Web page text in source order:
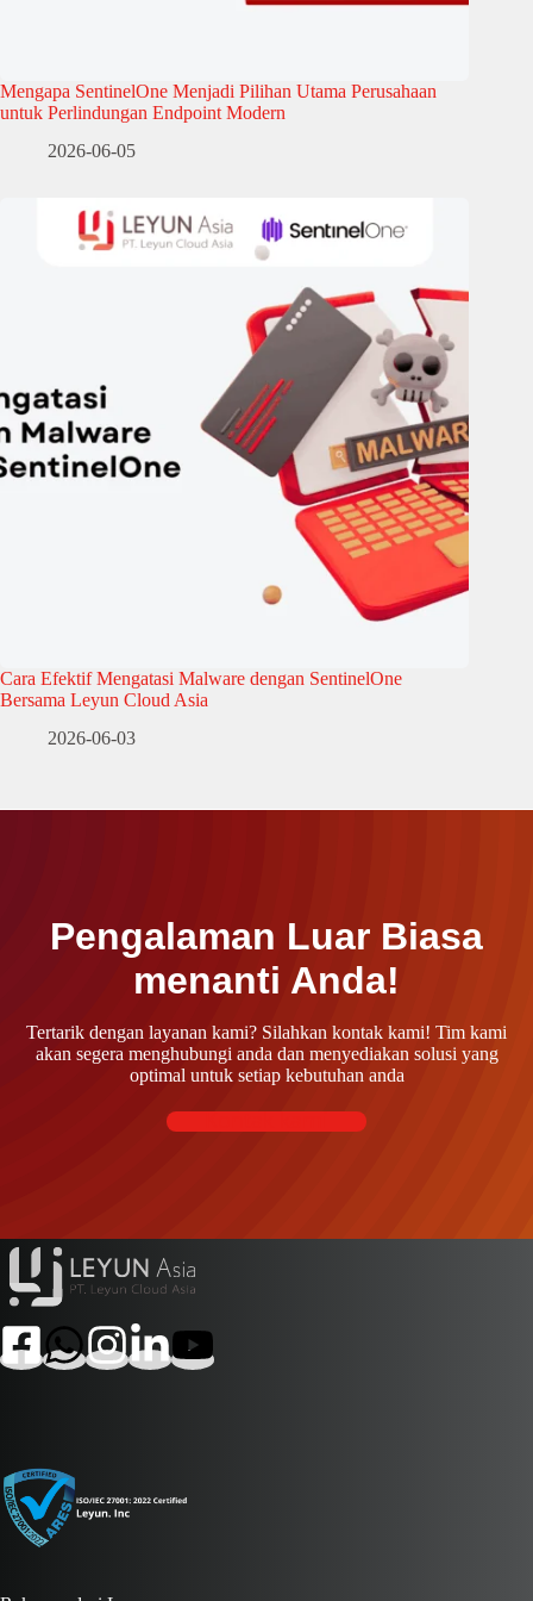
Mengapa SentinelOne Menjadi Pilihan Utama Perusahaan
untuk Perlindungan Endpoint Modern
2026-06-05
Cara Efektif Mengatasi Malware dengan SentinelOne
Bersama Leyun Cloud Asia
2026-06-03
Pengalaman Luar Biasa
menanti Anda!
Tertarik dengan layanan kami? Silahkan kontak kami! Tim kami
akan segera menghubungi anda dan menyediakan solusi yang
optimal untuk setiap kebutuhan anda
Kontak kami